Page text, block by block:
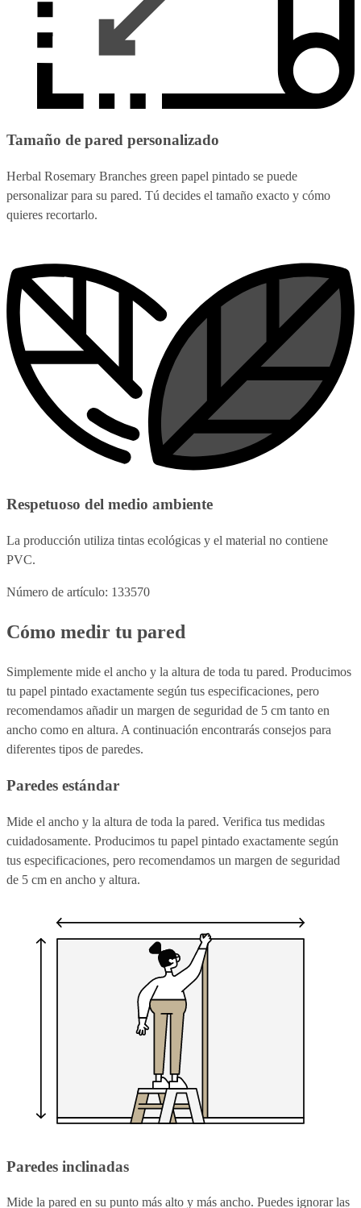
Tamaño de pared personalizado
Herbal Rosemary Branches green papel pintado se puede
personalizar para su pared. Tú decides el tamaño exacto y cómo
quieres recortarlo.
Respetuoso del medio ambiente
La producción utiliza tintas ecológicas y el material no contiene
PVC.
Número de artículo: 133570
Cómo medir tu pared
Simplemente mide el ancho y la altura de toda tu pared. Producimos
tu papel pintado exactamente según tus especificaciones, pero
recomendamos añadir un margen de seguridad de 5 cm tanto en
ancho como en altura. A continuación encontrarás consejos para
diferentes tipos de paredes.
Paredes estándar
Mide el ancho y la altura de toda la pared. Verifica tus medidas
cuidadosamente. Producimos tu papel pintado exactamente según
tus especificaciones, pero recomendamos un margen de seguridad
de 5 cm en ancho y altura.
Paredes inclinadas
Mide la pared en su punto más alto y más ancho. Puedes ignorar las